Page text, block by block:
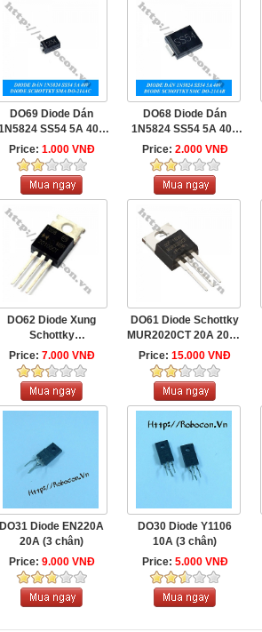
DO69 Diode Dán
SS54 5A 40V
Diode Schottky SMA ...
Price: 1.000 VNĐ
DO68 Diode Dán
1N5824 SS54 5A 40V
Diode Schottky SMC ...
Price: 2.000 VNĐ
DO62 Diode Xung
Schottky
MBR20100CT 20A
100V TO-220
Price: 7.000 VNĐ
DO61 Diode Schottky
MUR2020CT 20A 200V
TO-220AB
Price: 15.000 VNĐ
DO31 Diode EN220A
20A (3 chân)
Price: 9.000 VNĐ
DO30 Diode Y1106
10A (3 chân)
Price: 5.000 VNĐ